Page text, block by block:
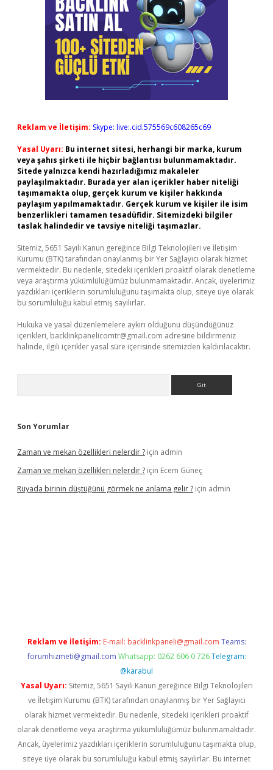
Reklam ve İletişim: Skype: live:.cid.575569c608265c69
Yasal Uyarı: Bu internet sitesi, herhangi bir marka, kurum
veya şahıs şirketi ile hiçbir bağlantısı bulunmamaktadır.
Sitede yalnızca kendi hazırladığımız makaleler
paylaşılmaktadır. Burada yer alan içerikler haber niteliği
taşımamakta olup, gerçek kurum ve kişiler hakkında
paylaşım yapılmamaktadır. Gerçek kurum ve kişiler ile isim
benzerlikleri tamamen tesadüfidir. Sitemizdeki bilgiler
taslak halindedir ve tavsiye niteliği taşımazlar.
Sitemiz, 5651 Sayılı Kanun gereğince Bilgi Teknolojileri ve İletişim
Kurumu (BTK) tarafından onaylanmış bir Yer Sağlayıcı olarak hizmet
vermektedir. Bu nedenle, sitedeki içerikleri proaktif olarak denetleme
veya araştırma yükümlülüğümüz bulunmamaktadır. Ancak, üyelerimiz
yazdıkları içeriklerin sorumluluğunu taşımakta olup, siteye üye olarak
bu sorumluluğu kabul etmiş sayılırlar.
Hukuka ve yasal düzenlemelere aykırı olduğunu düşündüğünüz
içerikleri, backlinkpanelicomtr@gmail.com adresine bildirmeniz
halinde, ilgili içerikler yasal süre içerisinde sitemizden kaldırılacaktır.
Son Yorumlar
Zaman ve mekan özellikleri nelerdir ? için admin
Zaman ve mekan özellikleri nelerdir ? için Ecem Güneç
Rüyada birinin düştüğünü görmek ne anlama gelir ? için admin
Reklam ve İletişim: E-mail: backlinkpaneli@gmail.com Teams:
forumhizmeti@gmail.com Whatsapp: 0262 606 0 726 Telegram:
@karabul
Yasal Uyarı: Sitemiz, 5651 Sayılı Kanun gereğince Bilgi Teknolojileri
ve İletişim Kurumu (BTK) tarafından onaylanmış bir Yer Sağlayıcı
olarak hizmet vermektedir. Bu nedenle, sitedeki içerikleri proaktif
olarak denetleme veya araştırma yükümlülüğümüz bulunmamaktadır.
Ancak, üyelerimiz yazdıkları içeriklerin sorumluluğunu taşımakta olup,
siteye üye olarak bu sorumluluğu kabul etmiş sayılırlar. Bu internet